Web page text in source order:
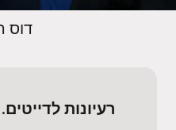
דוס
רעיונות